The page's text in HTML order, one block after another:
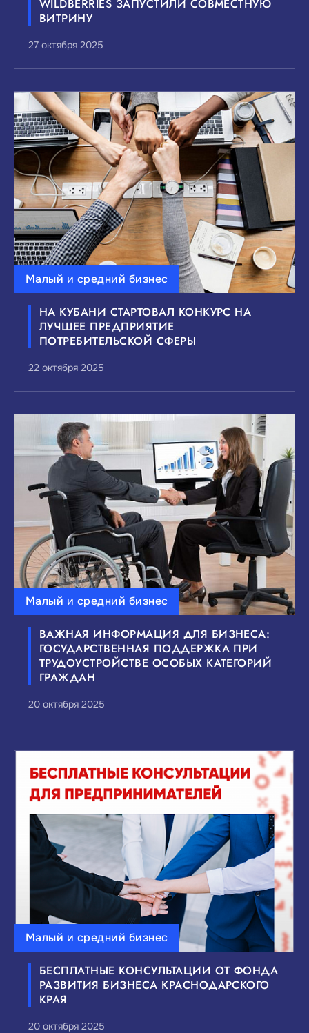
WILDBERRIES ЗАПУСТИЛИ СОВМЕСТНУЮ
ВИТРИНУ
27 октября 2025
Малый и средний бизнес
НА КУБАНИ СТАРТОВАЛ КОНКУРС НА
ЛУЧШЕЕ ПРЕДПРИЯТИЕ
ПОТРЕБИТЕЛЬСКОЙ СФЕРЫ
22 октября 2025
Малый и средний бизнес
ВАЖНАЯ ИНФОРМАЦИЯ ДЛЯ БИЗНЕСА:
ГОСУДАРСТВЕННАЯ ПОДДЕРЖКА ПРИ
ТРУДОУСТРОЙСТВЕ ОСОБЫХ КАТЕГОРИЙ
ГРАЖДАН
20 октября 2025
Малый и средний бизнес
БЕСПЛАТНЫЕ КОНСУЛЬТАЦИИ ОТ ФОНДА
РАЗВИТИЯ БИЗНЕСА КРАСНОДАРСКОГО
КРАЯ
20 октября 2025